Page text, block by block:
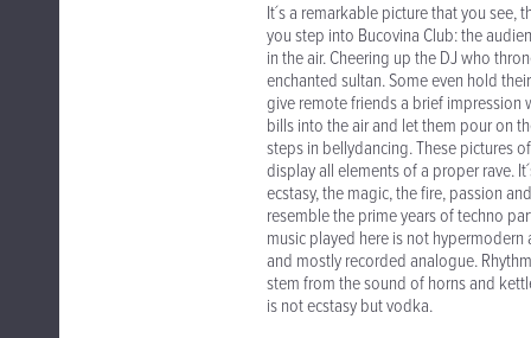
It´s a remarkable picture that you see,
you step into Bucovina Club: the
in the air. Cheering up the DJ who
enchanted sultan. Some even hold
give remote friends a brief
bills into the air and let them pour on
steps in bellydancing. These pictures
display all elements of a proper rave.
ecstasy, the magic, the fire, passion
resemble the prime years of techno
music played here is not
and mostly recorded analogue.
stem from the sound of horns and
is not ecstasy but vodka.